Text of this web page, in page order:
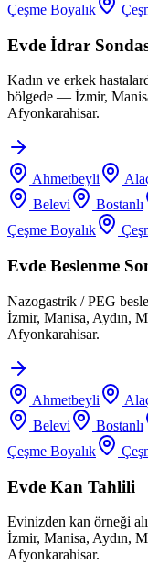
Çeşme Boyalık
Evde İdrar
Kadın ve erkek
bölgede — İzmir,
Afyonkarahisar.
Ahmetbeyli
Belevi
Bostanlı
Çeşme Boyalık
Evde Beslenme
Nazogastrik / PEG
İzmir, Manisa, Aydın,
Afyonkarahisar.
Ahmetbeyli
Belevi
Bostanlı
Çeşme Boyalık
Evde Kan Tahlili
Evinizden kan örneği
İzmir, Manisa, Aydın,
Afyonkarahisar.